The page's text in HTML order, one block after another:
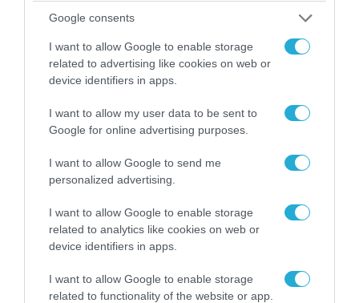
Google consents
I want to allow Google to enable storage
related to advertising like cookies on web or
device identifiers in apps.
I want to allow my user data to be sent to
Google for online advertising purposes.
I want to allow Google to send me
personalized advertising.
I want to allow Google to enable storage
related to analytics like cookies on web or
device identifiers in apps.
I want to allow Google to enable storage
related to functionality of the website or app.
06.08.2026 | 14:02
«Επιχείρηση ελεύθερα πεζοδρόμια» στην
αντικείμενα από κοινόχρηστους χώρους